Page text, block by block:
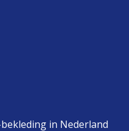
in Nederland